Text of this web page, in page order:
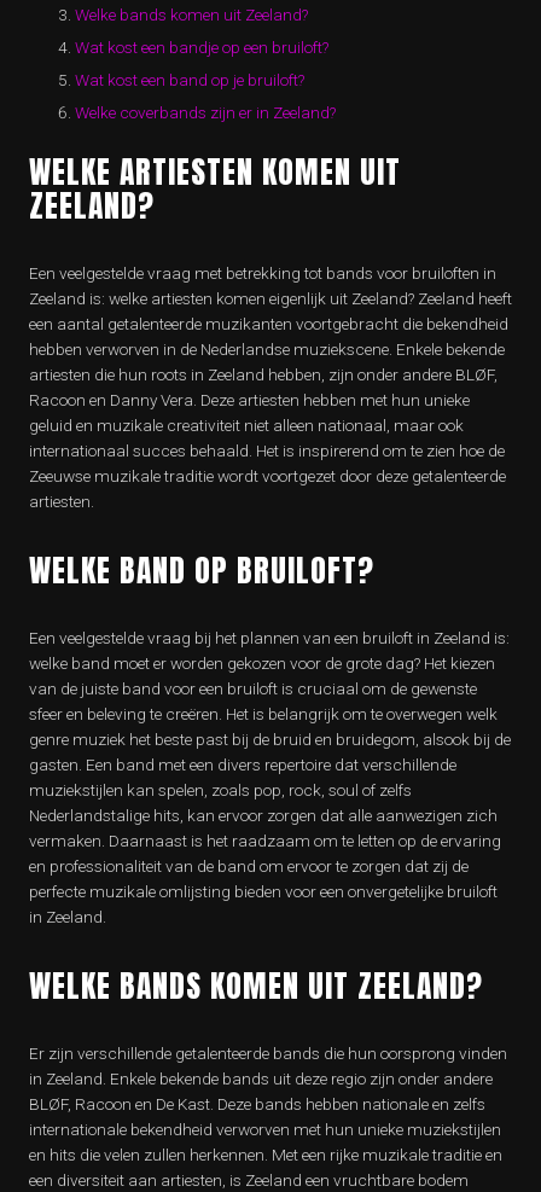
Welke bands komen uit Zeeland?
Wat kost een bandje op een bruiloft?
Wat kost een band op je bruiloft?
Welke coverbands zijn er in Zeeland?
WELKE ARTIESTEN KOMEN UIT
ZEELAND?
Een veelgestelde vraag met betrekking tot bands voor bruiloften in
Zeeland is: welke artiesten komen eigenlijk uit Zeeland? Zeeland heeft
een aantal getalenteerde muzikanten voortgebracht die bekendheid
hebben verworven in de Nederlandse muziekscene. Enkele bekende
artiesten die hun roots in Zeeland hebben, zijn onder andere BLØF,
Racoon en Danny Vera. Deze artiesten hebben met hun unieke
geluid en muzikale creativiteit niet alleen nationaal, maar ook
internationaal succes behaald. Het is inspirerend om te zien hoe de
Zeeuwse muzikale traditie wordt voortgezet door deze getalenteerde
artiesten.
WELKE BAND OP BRUILOFT?
Een veelgestelde vraag bij het plannen van een bruiloft in Zeeland is:
welke band moet er worden gekozen voor de grote dag? Het kiezen
van de juiste band voor een bruiloft is cruciaal om de gewenste
sfeer en beleving te creëren. Het is belangrijk om te overwegen welk
genre muziek het beste past bij de bruid en bruidegom, alsook bij de
gasten. Een band met een divers repertoire dat verschillende
muziekstijlen kan spelen, zoals pop, rock, soul of zelfs
Nederlandstalige hits, kan ervoor zorgen dat alle aanwezigen zich
vermaken. Daarnaast is het raadzaam om te letten op de ervaring
en professionaliteit van de band om ervoor te zorgen dat zij de
perfecte muzikale omlijsting bieden voor een onvergetelijke bruiloft
in Zeeland.
WELKE BANDS KOMEN UIT ZEELAND?
Er zijn verschillende getalenteerde bands die hun oorsprong vinden
in Zeeland. Enkele bekende bands uit deze regio zijn onder andere
BLØF, Racoon en De Kast. Deze bands hebben nationale en zelfs
internationale bekendheid verworven met hun unieke muziekstijlen
en hits die velen zullen herkennen. Met een rijke muzikale traditie en
een diversiteit aan artiesten, is Zeeland een vruchtbare bodem